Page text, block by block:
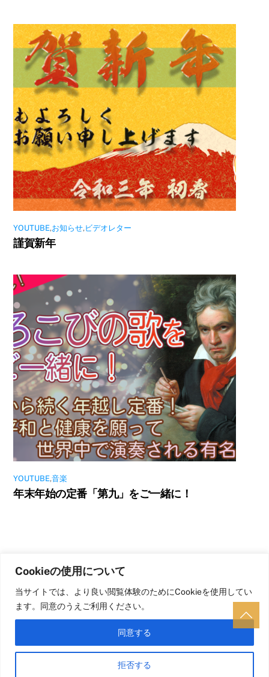
Cookieの使用について
当サイトでは、より良い閲覧体験のためにCookieを使用してい
ます。同意のうえご利用ください。
拒否する
同意する
YOUTUBE,お知らせ, ビデオレター
謹賀新年
YOUTUBE,音楽
年末年始の定番「第九」をご一緒に！
プライバシーポリシー
©M-Musubi 2020-2024